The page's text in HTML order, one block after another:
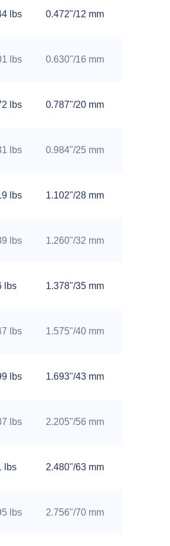
lbs 0.472"/12 mm
lbs 0.630"/16 mm
lbs 0.787"/20 mm
lbs 0.984"/25 mm
lbs 1.102"/28 mm
lbs 1.260"/32 mm
lbs 1.378"/35 mm
lbs 1.575"/40 mm
lbs 1.693"/43 mm
lbs 2.205"/56 mm
lbs 2.480"/63 mm
lbs 2.756"/70 mm